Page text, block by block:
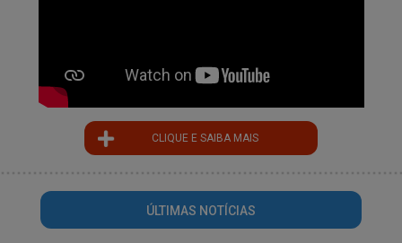
CLIQUE E SAIBA MAIS
ÚLTIMAS NOTÍCIAS